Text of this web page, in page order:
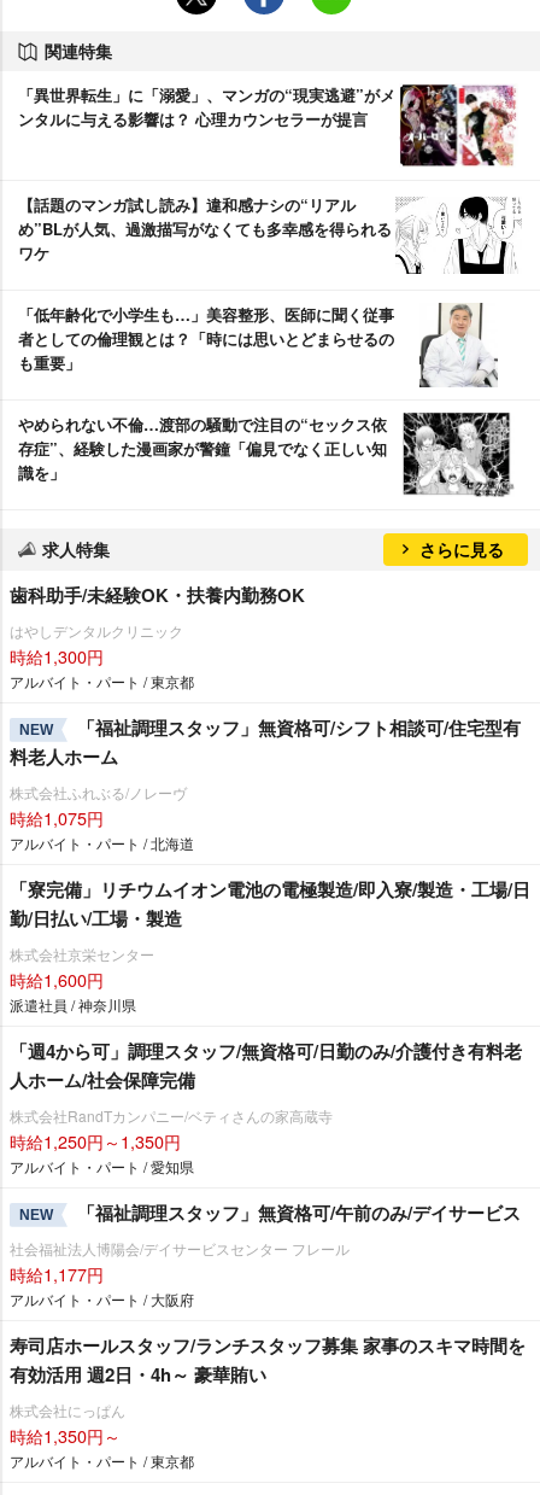
関連特集
「異世界転生」に「溺愛」、マンガの“現実逃避”がメ
ンタルに与える影響は？ 心理カウンセラーが提言
【話題のマンガ試し読み】違和感ナシの“リアル
め”BLが人気、過激描写がなくても多幸感を得られる
ワケ
「低年齢化で小学生も…」美容整形、医師に聞く従事
者としての倫理観とは？「時には思いとどまらせるの
も重要」
められない不倫…渡部の騒動で注目の“セックス依
存症”、経験した漫画家が警鐘「偏見でなく正しい知
識を」
求人特集 さらに見る
歯科助手/未経験OK・扶養内勤務OK
はやしデンタルクリニック
時給1,300円
アルバイト・パート / 東京都
NEW
「福祉調理スタッフ」無資格可/シフト相談可/住宅型有
料老人ホーム
株式会社ふれぶる/ノレーヴ
時給1,075円
アルバイト・パート / 北海道
「寮完備」リチウムイオン電池の電極製造/即入寮/製造・工場/日
勤/日払い/工場・製造
株式会社京栄センター
時給1,600円
派遣社員 / 神奈川県
「週4から可」調理スタッフ/無資格可/日勤のみ/介護付き有料老
人ホーム/社会保障完備
株式会社RandTカンパニー/ベティさんの家高蔵寺
時給1,250円～1,350円
アルバイト・パート / 愛知県
NEW 「福祉調理スタッフ」無資格可/午前のみ/デイサービス
社会福祉法人博陽会/デイサービスセンター フレール
時給1,177円
アルバイト・パート / 大阪府
寿司店ホールスタッフ/ランチスタッフ募集 家事のスキマ時間を
有効活用 週2日・4h～ 豪華賄い
株式会社にっぱん
時給1,350円～
アルバイト・パート / 東京都